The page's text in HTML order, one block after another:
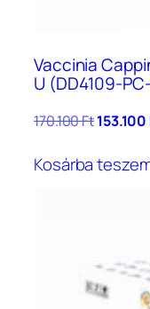
Vaccinia
U (DD4109-
170.100FtOriginal
was:
153.100
Kosárba